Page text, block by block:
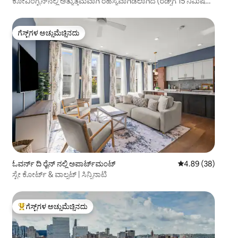
ಗೆಸ್ಟ್‌ಗಳ ಅಚ್ಚುಮೆಚ್ಚಿನದು
ಗೆಸ್ಟ್‌ಗಳ ಅಚ್ಚುಮೆಚ್ಚಿನದು
ಓವರ್ನ್ ದಿ ರೈನ್ ನಲ್ಲಿ ಅಪಾರ್ಟ್‌ಮಂಟ್ 5 ರಲ್ಲಿ 4.89
4.89 (38)
ಸ್ಟೇ ಕೋರ್ಟ್ & ವಾಲ್ನಟ್ | ಸಿನ್ಸಿನಾಟಿ
ಗೆಸ್ಟ್‌ಗಳಿಗೆ ಅತಿ ಹೆಚ್ಚು ಅಚ್ಚುಮೆಚ್ಚಿನದು
ಗೆಸ್ಟ್‌ಗಳ ಅಚ್ಚುಮೆಚ್ಚಿನದು